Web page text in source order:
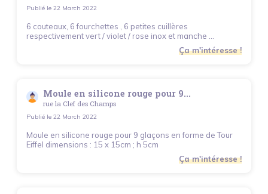
Publié le 22 March 2022
6 couteaux, 6 fourchettes , 6 petites cuillères
respectivement vert / violet / rose inox et manche ...
Ça m'intéresse !
Moule en silicone rouge pour 9...
rue la Clef des Champs
Publié le 22 March 2022
Moule en silicone rouge pour 9 glaçons en forme de Tour
Eiffel dimensions : 15 x 15cm ; h 5cm
Ça m'intéresse !